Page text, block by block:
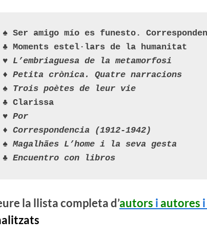
♠ Ser amigo mío es funesto.
♣ Moments estel·lars de la humanitat
♥ L’embriaguesa de la metamorfosi
♦ Petita crònica. Quatre narracions
♠ Trois poètes de leur vie
♣ Clarissa
♥ Por
♦ Correspondencia (1912-1942)
♠ Magalhães L’home i la seva gesta
♣ Encuentro con libros
la llista completa d’autors i autores i